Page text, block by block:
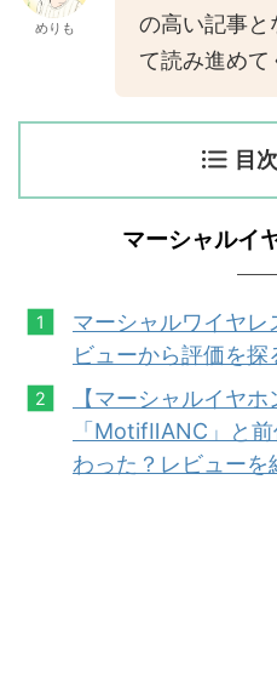
めりも
の高い記事と
て読み進めて
目次
マーシャルイ
マーシャルワイヤ
ビューから評価を探
【マーシャルイヤ
「MotifⅡANC」と
わった？レビューを